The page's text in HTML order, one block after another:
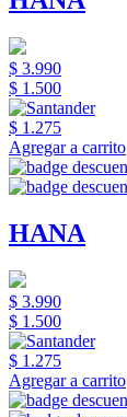
$ 3.990
$ 1.500
$ 1.275
Agregar a carrito
HANA
$ 3.990
$ 1.500
$ 1.275
Agregar a carrito